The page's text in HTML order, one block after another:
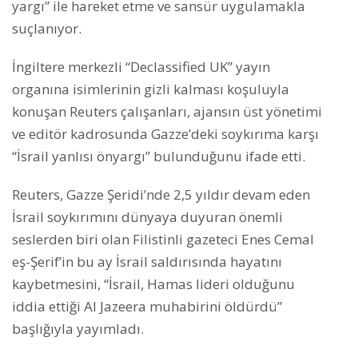
yargı” ile hareket etme ve sansür uygulamakla
suçlanıyor.
İngiltere merkezli “Declassified UK” yayın
organına isimlerinin gizli kalması koşuluyla
konuşan Reuters çalışanları, ajansın üst yönetimi
ve editör kadrosunda Gazze’deki soykırıma karşı
“İsrail yanlısı önyargı” bulunduğunu ifade etti.
Reuters, Gazze Şeridi’nde 2,5 yıldır devam eden
İsrail soykırımını dünyaya duyuran önemli
seslerden biri olan Filistinli gazeteci Enes Cemal
eş-Şerif’in bu ay İsrail saldırısında hayatını
kaybetmesini, “İsrail, Hamas lideri olduğunu
iddia ettiği Al Jazeera muhabirini öldürdü”
başlığıyla yayımladı.